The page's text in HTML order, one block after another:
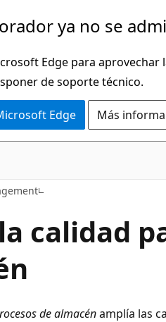
ya no se
Edge para
de soporte técnico.
Edge Más
calidad
de almacénamplía las